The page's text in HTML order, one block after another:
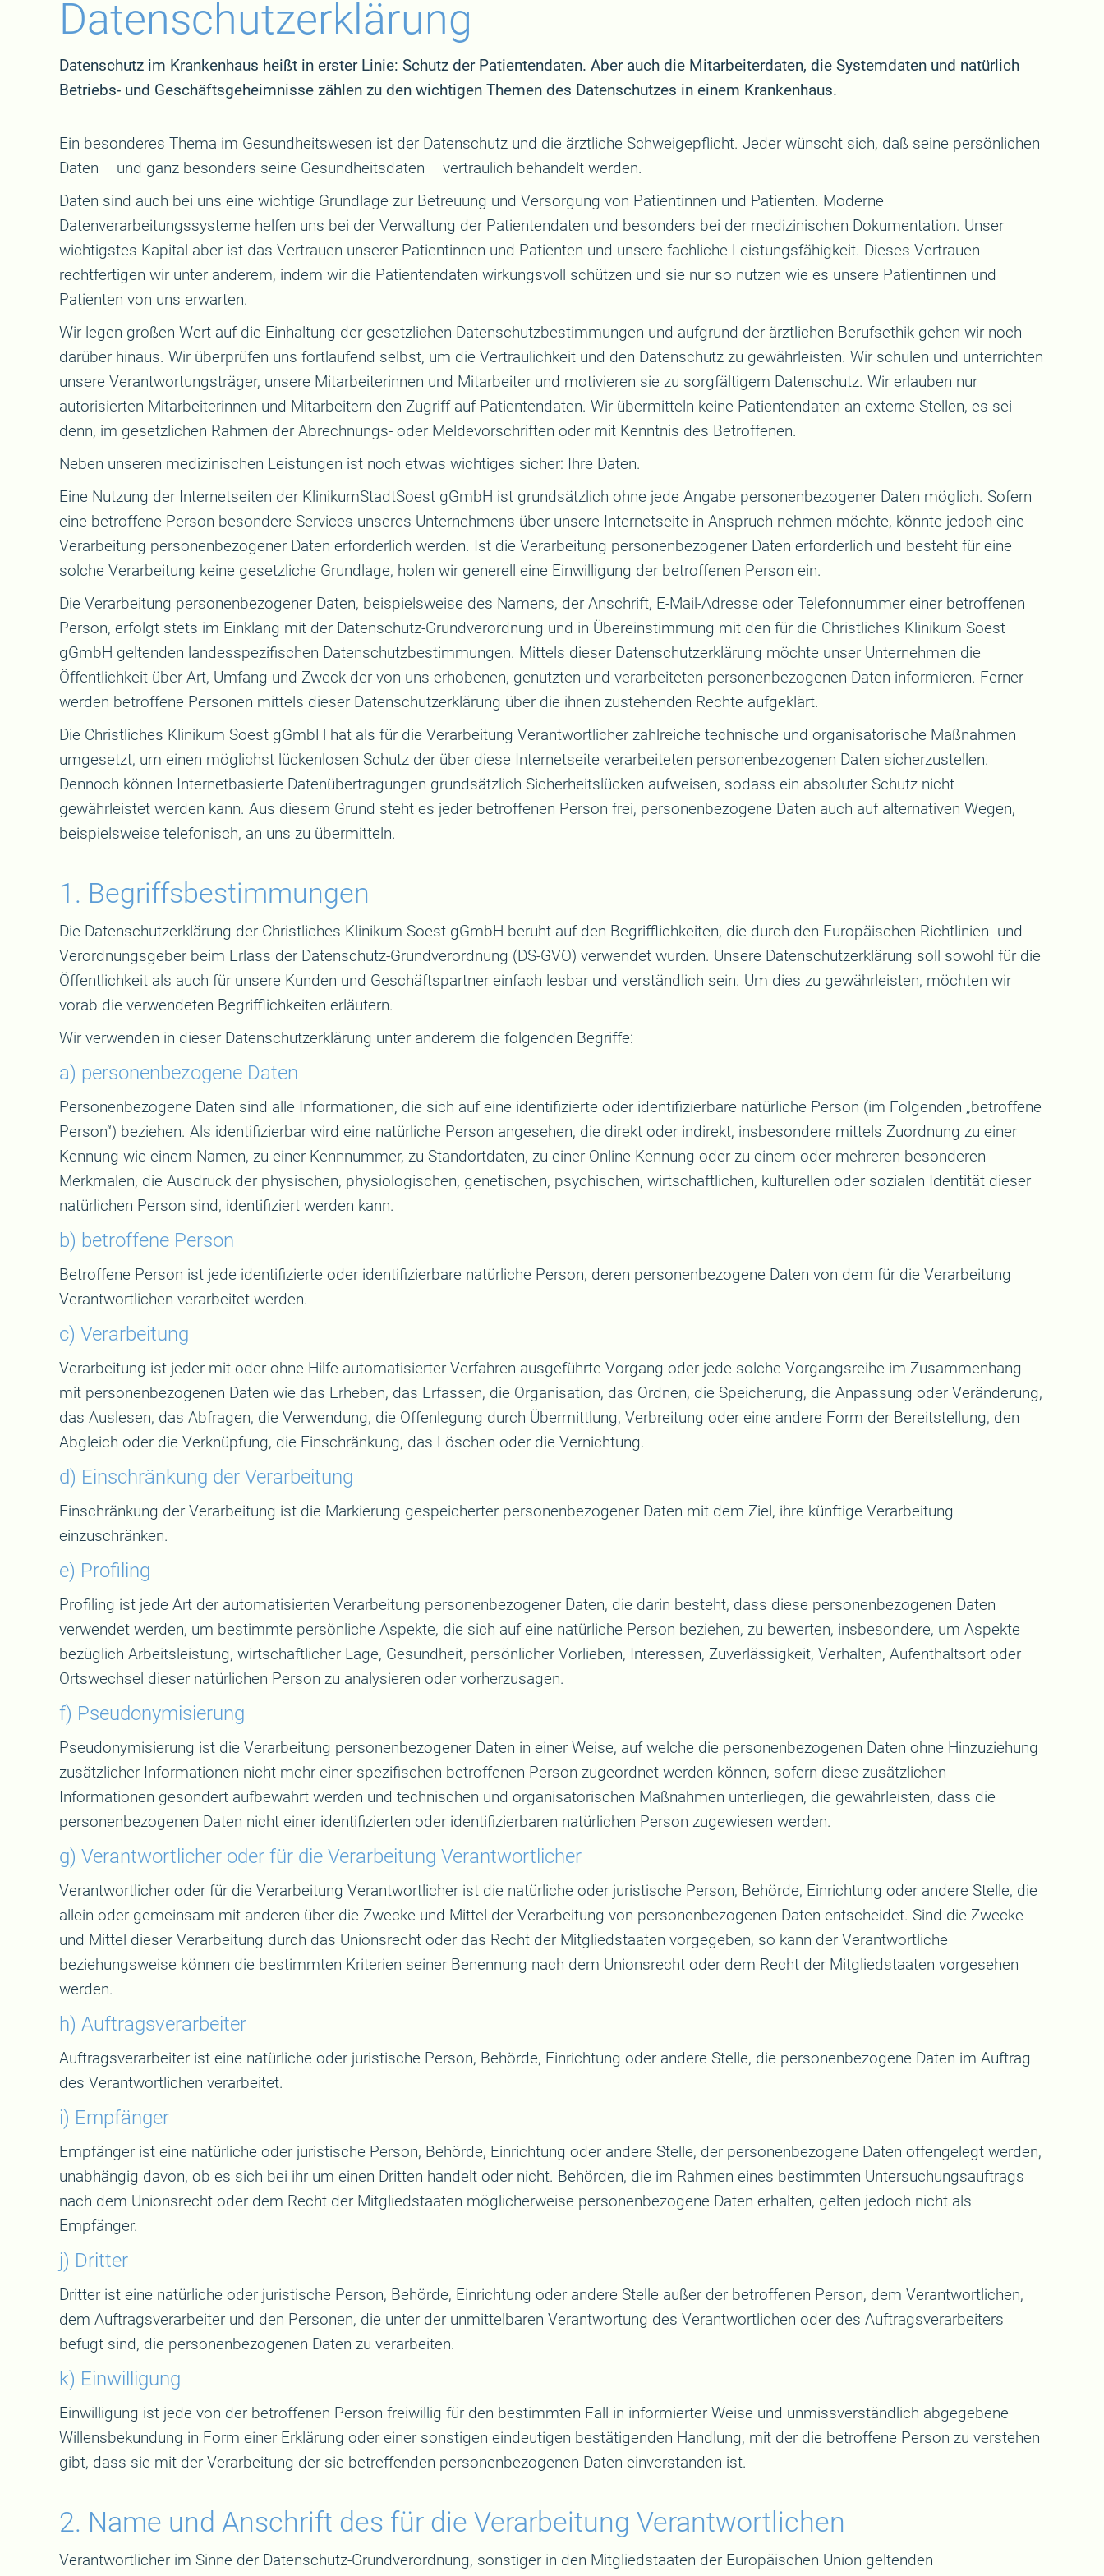
Datenschutzerklärung
Datenschutz im Krankenhaus heißt in erster Linie: Schutz der Patientendaten. Aber auch die Mitarbeiterdaten, die Systemdaten und natürlich
Betriebs- und Geschäftsgeheimnisse zählen zu den wichtigen Themen des Datenschutzes in einem Krankenhaus.
Ein besonderes Thema im Gesundheitswesen ist der Datenschutz und die ärztliche Schweigepflicht. Jeder wünscht sich, daß seine persönlichen
Daten – und ganz besonders seine Gesundheitsdaten – vertraulich behandelt werden.
Daten sind auch bei uns eine wichtige Grundlage zur Betreuung und Versorgung von Patientinnen und Patienten. Moderne
Datenverarbeitungssysteme helfen uns bei der Verwaltung der Patientendaten und besonders bei der medizinischen Dokumentation. Unser
wichtigstes Kapital aber ist das Vertrauen unserer Patientinnen und Patienten und unsere fachliche Leistungsfähigkeit. Dieses Vertrauen
rechtfertigen wir unter anderem, indem wir die Patientendaten wirkungsvoll schützen und sie nur so nutzen wie es unsere Patientinnen und
Patienten von uns erwarten.
Wir legen großen Wert auf die Einhaltung der gesetzlichen Datenschutzbestimmungen und aufgrund der ärztlichen Berufsethik gehen wir noch
darüber hinaus. Wir überprüfen uns fortlaufend selbst, um die Vertraulichkeit und den Datenschutz zu gewährleisten. Wir schulen und unterrichten
unsere Verantwortungsträger, unsere Mitarbeiterinnen und Mitarbeiter und motivieren sie zu sorgfältigem Datenschutz. Wir erlauben nur
autorisierten Mitarbeiterinnen und Mitarbeitern den Zugriff auf Patientendaten. Wir übermitteln keine Patientendaten an externe Stellen, es sei
denn, im gesetzlichen Rahmen der Abrechnungs- oder Meldevorschriften oder mit Kenntnis des Betroffenen.
Neben unseren medizinischen Leistungen ist noch etwas wichtiges sicher: Ihre Daten.
Eine Nutzung der Internetseiten der KlinikumStadtSoest gGmbH ist grundsätzlich ohne jede Angabe personenbezogener Daten möglich. Sofern
eine betroffene Person besondere Services unseres Unternehmens über unsere Internetseite in Anspruch nehmen möchte, könnte jedoch eine
Verarbeitung personenbezogener Daten erforderlich werden. Ist die Verarbeitung personenbezogener Daten erforderlich und besteht für eine
solche Verarbeitung keine gesetzliche Grundlage, holen wir generell eine Einwilligung der betroffenen Person ein.
Die Verarbeitung personenbezogener Daten, beispielsweise des Namens, der Anschrift, E-Mail-Adresse oder Telefonnummer einer betroffenen
Person, erfolgt stets im Einklang mit der Datenschutz-Grundverordnung und in Übereinstimmung mit den für die Christliches Klinikum Soest
gGmbH geltenden landesspezifischen Datenschutzbestimmungen. Mittels dieser Datenschutzerklärung möchte unser Unternehmen die
Öffentlichkeit über Art, Umfang und Zweck der von uns erhobenen, genutzten und verarbeiteten personenbezogenen Daten informieren. Ferner
werden betroffene Personen mittels dieser Datenschutzerklärung über die ihnen zustehenden Rechte aufgeklärt.
Die Christliches Klinikum Soest gGmbH hat als für die Verarbeitung Verantwortlicher zahlreiche technische und organisatorische Maßnahmen
umgesetzt, um einen möglichst lückenlosen Schutz der über diese Internetseite verarbeiteten personenbezogenen Daten sicherzustellen.
Dennoch können Internetbasierte Datenübertragungen grundsätzlich Sicherheitslücken aufweisen, sodass ein absoluter Schutz nicht
gewährleistet werden kann. Aus diesem Grund steht es jeder betroffenen Person frei, personenbezogene Daten auch auf alternativen Wegen,
beispielsweise telefonisch, an uns zu übermitteln.
1. Begriffsbestimmungen
Die Datenschutzerklärung der Christliches Klinikum Soest gGmbH beruht auf den Begrifflichkeiten, die durch den Europäischen Richtlinien- und
Verordnungsgeber beim Erlass der Datenschutz-Grundverordnung (DS-GVO) verwendet wurden. Unsere Datenschutzerklärung soll sowohl für die
Öffentlichkeit als auch für unsere Kunden und Geschäftspartner einfach lesbar und verständlich sein. Um dies zu gewährleisten, möchten wir
vorab die verwendeten Begrifflichkeiten erläutern.
Wir verwenden in dieser Datenschutzerklärung unter anderem die folgenden Begriffe:
a) personenbezogene Daten
Personenbezogene Daten sind alle Informationen, die sich auf eine identifizierte oder identifizierbare natürliche Person (im Folgenden „betroffene
Person“) beziehen. Als identifizierbar wird eine natürliche Person angesehen, die direkt oder indirekt, insbesondere mittels Zuordnung zu einer
Kennung wie einem Namen, zu einer Kennnummer, zu Standortdaten, zu einer Online-Kennung oder zu einem oder mehreren besonderen
Merkmalen, die Ausdruck der physischen, physiologischen, genetischen, psychischen, wirtschaftlichen, kulturellen oder sozialen Identität dieser
natürlichen Person sind, identifiziert werden kann.
b) betroffene Person
Betroffene Person ist jede identifizierte oder identifizierbare natürliche Person, deren personenbezogene Daten von dem für die Verarbeitung
Verantwortlichen verarbeitet werden.
c) Verarbeitung
Verarbeitung ist jeder mit oder ohne Hilfe automatisierter Verfahren ausgeführte Vorgang oder jede solche Vorgangsreihe im Zusammenhang
mit personenbezogenen Daten wie das Erheben, das Erfassen, die Organisation, das Ordnen, die Speicherung, die Anpassung oder Veränderung,
das Auslesen, das Abfragen, die Verwendung, die Offenlegung durch Übermittlung, Verbreitung oder eine andere Form der Bereitstellung, den
Abgleich oder die Verknüpfung, die Einschränkung, das Löschen oder die Vernichtung.
d) Einschränkung der Verarbeitung
Einschränkung der Verarbeitung ist die Markierung gespeicherter personenbezogener Daten mit dem Ziel, ihre künftige Verarbeitung
einzuschränken.
e) Profiling
Profiling ist jede Art der automatisierten Verarbeitung personenbezogener Daten, die darin besteht, dass diese personenbezogenen Daten
verwendet werden, um bestimmte persönliche Aspekte, die sich auf eine natürliche Person beziehen, zu bewerten, insbesondere, um Aspekte
bezüglich Arbeitsleistung, wirtschaftlicher Lage, Gesundheit, persönlicher Vorlieben, Interessen, Zuverlässigkeit, Verhalten, Aufenthaltsort oder
Ortswechsel dieser natürlichen Person zu analysieren oder vorherzusagen.
f) Pseudonymisierung
Pseudonymisierung ist die Verarbeitung personenbezogener Daten in einer Weise, auf welche die personenbezogenen Daten ohne Hinzuziehung
zusätzlicher Informationen nicht mehr einer spezifischen betroffenen Person zugeordnet werden können, sofern diese zusätzlichen
Informationen gesondert aufbewahrt werden und technischen und organisatorischen Maßnahmen unterliegen, die gewährleisten, dass die
personenbezogenen Daten nicht einer identifizierten oder identifizierbaren natürlichen Person zugewiesen werden.
g) Verantwortlicher oder für die Verarbeitung Verantwortlicher
Verantwortlicher oder für die Verarbeitung Verantwortlicher ist die natürliche oder juristische Person, Behörde, Einrichtung oder andere Stelle, die
allein oder gemeinsam mit anderen über die Zwecke und Mittel der Verarbeitung von personenbezogenen Daten entscheidet. Sind die Zwecke
und Mittel dieser Verarbeitung durch das Unionsrecht oder das Recht der Mitgliedstaaten vorgegeben, so kann der Verantwortliche
beziehungsweise können die bestimmten Kriterien seiner Benennung nach dem Unionsrecht oder dem Recht der Mitgliedstaaten vorgesehen
werden.
h) Auftragsverarbeiter
Auftragsverarbeiter ist eine natürliche oder juristische Person, Behörde, Einrichtung oder andere Stelle, die personenbezogene Daten im Auftrag
des Verantwortlichen verarbeitet.
i) Empfänger
Empfänger ist eine natürliche oder juristische Person, Behörde, Einrichtung oder andere Stelle, der personenbezogene Daten offengelegt werden,
unabhängig davon, ob es sich bei ihr um einen Dritten handelt oder nicht. Behörden, die im Rahmen eines bestimmten Untersuchungsauftrags
nach dem Unionsrecht oder dem Recht der Mitgliedstaaten möglicherweise personenbezogene Daten erhalten, gelten jedoch nicht als
Empfänger.
j) Dritter
Dritter ist eine natürliche oder juristische Person, Behörde, Einrichtung oder andere Stelle außer der betroffenen Person, dem Verantwortlichen,
dem Auftragsverarbeiter und den Personen, die unter der unmittelbaren Verantwortung des Verantwortlichen oder des Auftragsverarbeiters
befugt sind, die personenbezogenen Daten zu verarbeiten.
k) Einwilligung
Einwilligung ist jede von der betroffenen Person freiwillig für den bestimmten Fall in informierter Weise und unmissverständlich abgegebene
Willensbekundung in Form einer Erklärung oder einer sonstigen eindeutigen bestätigenden Handlung, mit der die betroffene Person zu verstehen
gibt, dass sie mit der Verarbeitung der sie betreffenden personenbezogenen Daten einverstanden ist.
2. Name und Anschrift des für die Verarbeitung Verantwortlichen
Verantwortlicher im Sinne der Datenschutz-Grundverordnung, sonstiger in den Mitgliedstaaten der Europäischen Union geltenden